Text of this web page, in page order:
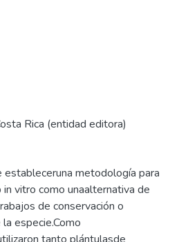
Rica (entidad editora)
metodología para
vitro como unaalternativa de
de conservación o
especie.Como